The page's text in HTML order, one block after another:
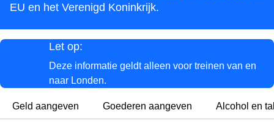
EU en het Verenigd Koninkrijk.
Let op:
Deze informatie geldt alleen voor treinen van en
naar Londen.
Geld aangeven Goederen aangeven Alcohol en